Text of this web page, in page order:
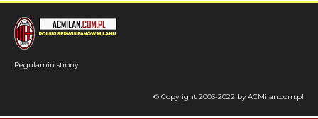
Regulamin strony
© Copyright 2003-2022 by ACMilan.com.pl